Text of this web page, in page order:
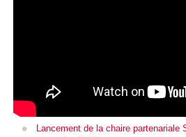
Lancement de la chaire partenariale